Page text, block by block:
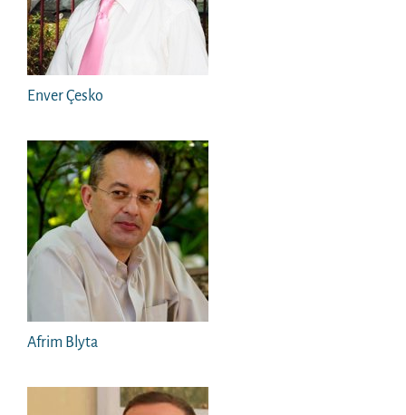
Enver Çesko
Afrim Blyta